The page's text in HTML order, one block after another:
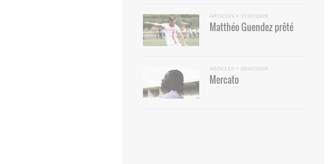
ARTICLES • 31/07/2026
Matthéo Guendez prêté
ARTICLES • 28/07/2026
Mercato